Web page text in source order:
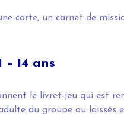
carte, un carnet de
14 ans
le livret-jeu qui est
du groupe ou laissés